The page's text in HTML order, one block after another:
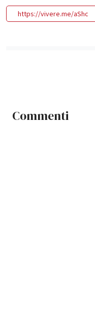
https://vivere.me/aShc
Commenti